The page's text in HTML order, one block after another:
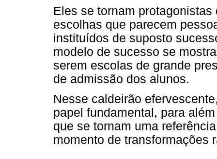
Eles se tornam
escolhas que parecem
instituídos de suposto
modelo de sucesso se
serem escolas de grande
de admissão dos alunos.
Nesse caldeirão
papel fundamental, para
que se tornam uma
momento de transformações